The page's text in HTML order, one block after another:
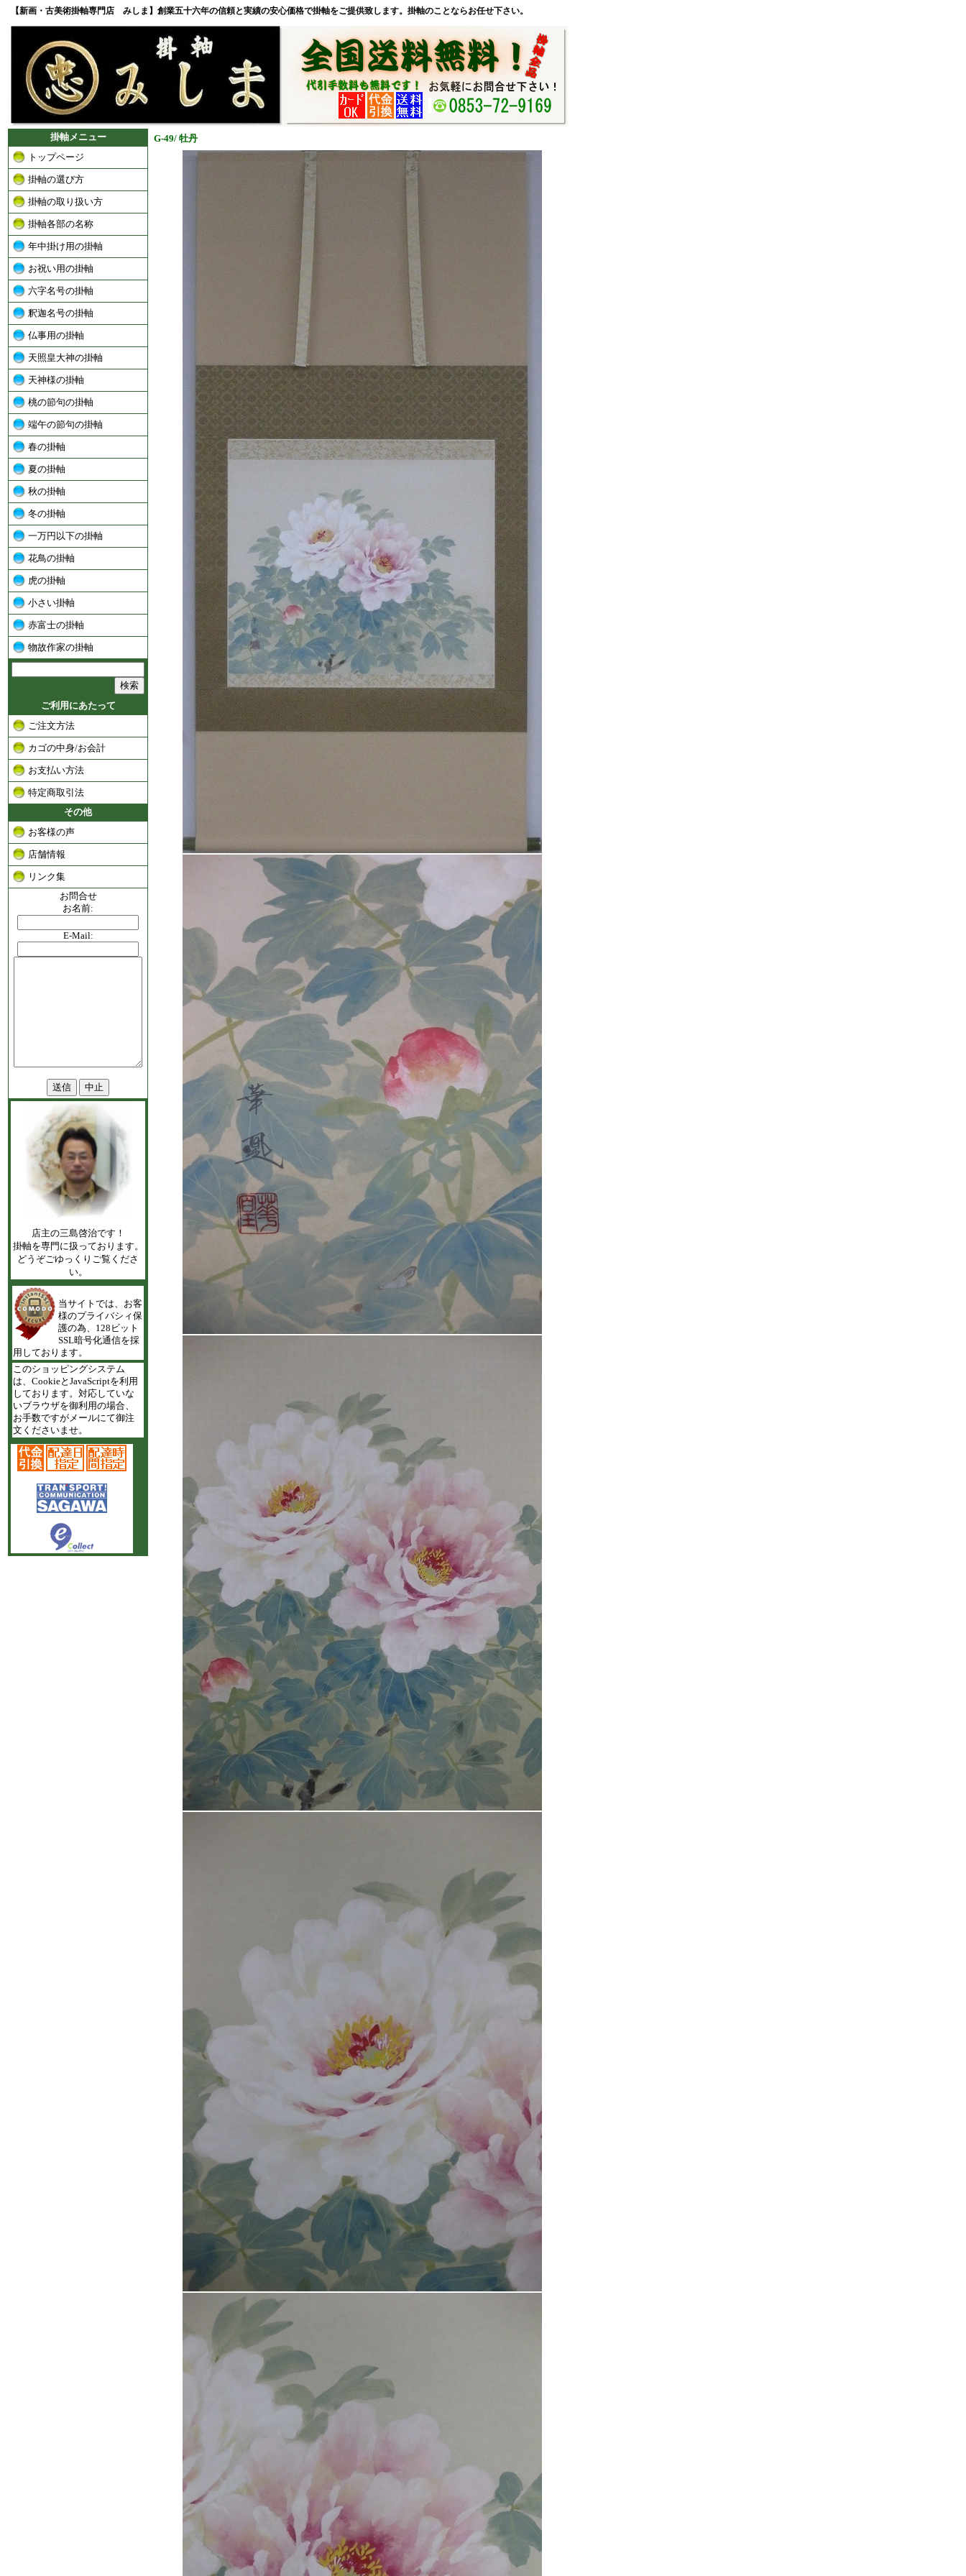
【新画・古美術掛軸専門店 みしま】創業五十六年の信頼と実績の安心価格で掛軸をご提供致します。掛軸のことならお任せ下さい。
掛軸メニュー
トップページ
掛軸の選び方
掛軸の取り扱い方
掛軸各部の名称
年中掛け用の掛軸
お祝い用の掛軸
六字名号の掛軸
釈迦名号の掛軸
仏事用の掛軸
天照皇大神の掛軸
天神様の掛軸
桃の節句の掛軸
端午の節句の掛軸
春の掛軸
夏の掛軸
秋の掛軸
冬の掛軸
一万円以下の掛軸
花鳥の掛軸
虎の掛軸
小さい掛軸
赤富士の掛軸
物故作家の掛軸
ご利用にあたって
ご注文方法
カゴの中身/お会計
お支払い方法
特定商取引法
その他
お客様の声
店舗情報
リンク集
お問合せ
お名前:
E-Mail:
店主の三島啓治です！
掛軸を専門に扱っております。
どうぞごゆっくりご覧くださ
い。
当サイトでは、お客
様のプライバシィ保
護の為、128ビット
SSL暗号化通信を採
用しております。
このショッピングシステム
は、CookieとJavaScriptを利用
しております。対応していな
いブラウザを御利用の場合、
お手数ですがメールにて御注
文くださいませ。
G-49/ 牡丹